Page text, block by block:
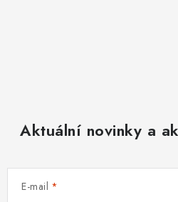
Aktuální novinky a
E-mail